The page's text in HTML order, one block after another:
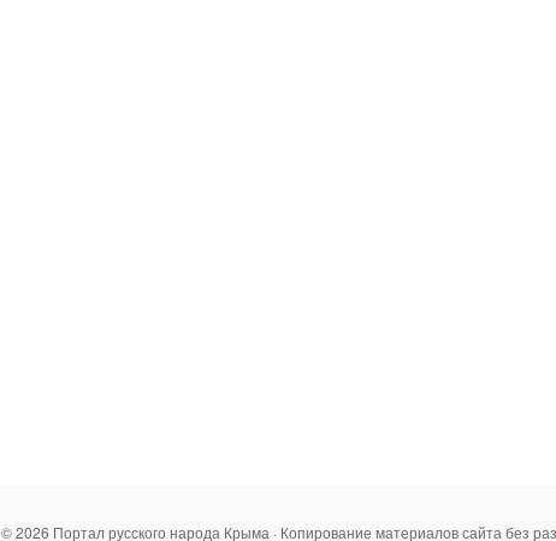
© 2026 Портал русского народа Крыма · Копирование материалов сайта без